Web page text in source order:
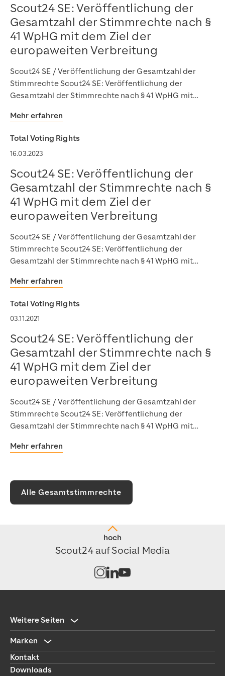
https://www.scout24.com/fileadmin/user_upload/
Scout24 SE: Veröffentlichung der
Gesamtzahl der Stimmrechte nach §
41 WpHG mit dem Ziel der
europaweiten Verbreitung
Scout24 SE / Veröffentlichung der Gesamtzahl der
Stimmrechte Scout24 SE: Veröffentlichung der
Gesamtzahl der Stimmrechte nach § 41 WpHG mit…
Mehr erfahren
Total Voting Rights
16.03.2023
Scout24 SE: Veröffentlichung der
Gesamtzahl der Stimmrechte nach §
41 WpHG mit dem Ziel der
europaweiten Verbreitung
Scout24 SE / Veröffentlichung der Gesamtzahl der
Stimmrechte Scout24 SE: Veröffentlichung der
Gesamtzahl der Stimmrechte nach § 41 WpHG mit…
Mehr erfahren
Total Voting Rights
03.11.2021
Scout24 SE: Veröffentlichung der
Gesamtzahl der Stimmrechte nach §
41 WpHG mit dem Ziel der
europaweiten Verbreitung
Scout24 SE / Veröffentlichung der Gesamtzahl der
Stimmrechte Scout24 SE: Veröffentlichung der
Gesamtzahl der Stimmrechte nach § 41 WpHG mit…
Mehr erfahren
Alle Gesamtstimmrechte
hoch
Scout24 auf Social Media
Kanal auf Instagram öffnen
Kanal auf LinkedIn öffnen
Weitere Seiten
Marken
Kontakt
Downloads